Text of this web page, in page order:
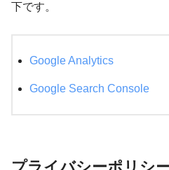
下です。
Google Analytics
Google Search Console